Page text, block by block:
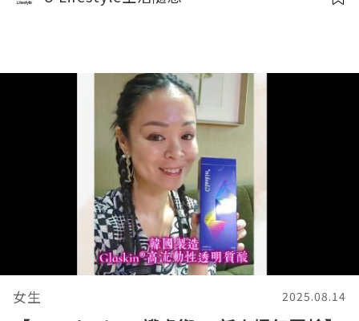
女生 2025.08.14